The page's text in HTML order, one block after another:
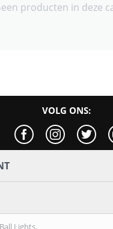
producten in deze
VOLG ONS:
Lights.